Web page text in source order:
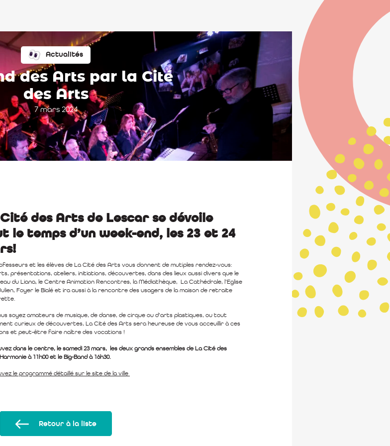
Actualités
des Arts par la Cité
des Arts
7 mars 2024
des Arts de Lescar se dévoile
le temps d’un week-end, les 23 et 24
et les élèves de La Cité des Arts vous donnent de mutiples rendez-vous:
présentations, ateliers, initiations, découvertes, dans des lieux aussi divers que le
du Liana, le Centre Animation Rencontres, la Médiathèque, La Cathédrale, l’Eglise
Foyer le Bialé et ira aussi à la rencontre des usagers de la maison de retraite
soyez amateurs de musique, de danse, de cirque ou d’arts plastiques, ou tout
curieux de découvertes, La Cité des Arts sera heureuse de vous acceuillir à ces
et peut-être faire naître des vocations !
dans le centre, le samedi 23 mars, les deux grands ensembles de La Cité des
à 11h00 et le Big-Band à 16h30.
le programmé détaillé sur le site de la ville
Retour à la liste